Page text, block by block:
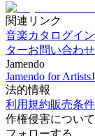
関連リンク
音楽カタログイ
ターお問い合わせ
Jamendo
Jamendo for Artists
法的情報
利用規約販売条件
作権侵害について
フォローする